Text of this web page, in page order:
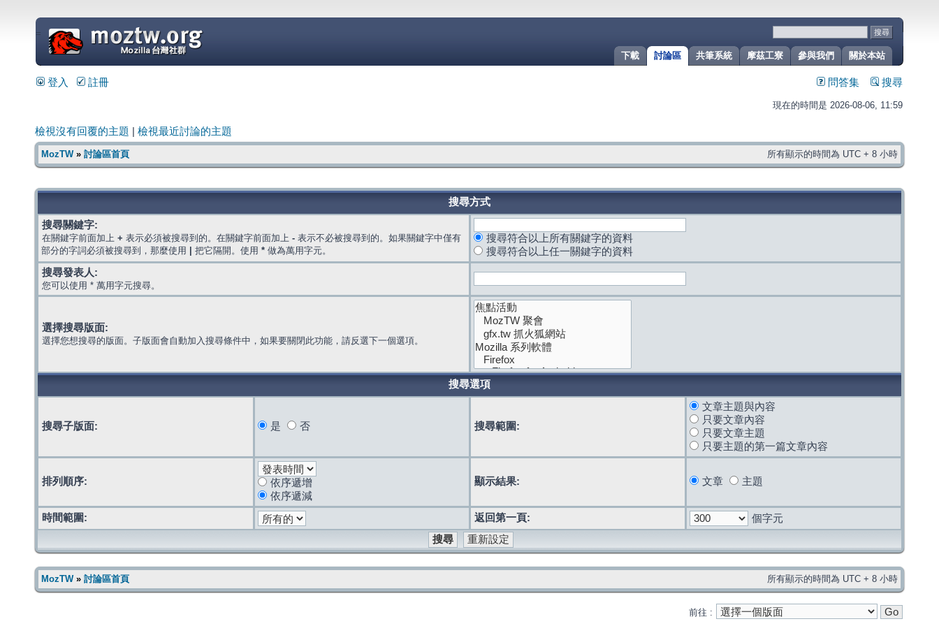
關於本站
參與我們
摩茲工寮
共筆系統
討論區
下載
=
登入 註冊 問答集 搜尋
現在的時間是 2026-08-06, 11:59
檢視沒有回覆的主題 檢視最近討論的主題
MozTW» 討論區首頁 所有顯示的時間為 UTC + 8 小時
搜尋方式
搜尋關鍵字:
在關鍵字前面加上 + 表示必須被搜尋到的。在關鍵字前面加上 - 表示不必被搜尋到的。如果關鍵字中僅有
部分的字詞必須被搜尋到，那麼使用
把它隔開。使用 * 做為萬用字元。
搜尋符合以上所有關鍵字的資料
搜尋符合以上任一關鍵字的資料
搜尋發表人:
您可以使用 * 萬用字元搜尋。
選擇搜尋版面:
選擇您想搜尋的版面。子版面會自動加入搜尋條件中，如果要關閉此功能，請反選下一個選項。
搜尋選項
搜尋子版面: 是 否 搜尋範圍:
文章主題與內容
只要文章內容
只要文章主題
只要主題的第一篇文章內容
排列順序:
依序遞增
依序遞減
顯示結果: 文章 主題
時間範圍: 返回第一頁: 個字元
MozTW» 討論區首頁 所有顯示的時間為 UTC + 8 小時
前往 :